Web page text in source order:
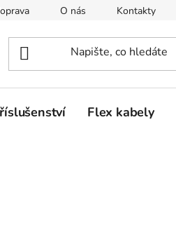
O nás Kontakty
Flex kabely